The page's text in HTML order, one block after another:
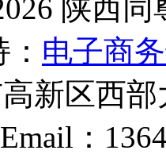
陕西
电子商
新区西
：